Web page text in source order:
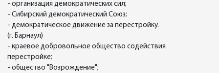
- организация демократических сил;
- Сибирский демократический Союз;
- демократическое движение за перестройку.
(г. Барнаул)
- краевое добровольное общество содействия
перестройке;
- общество "Возрождение";